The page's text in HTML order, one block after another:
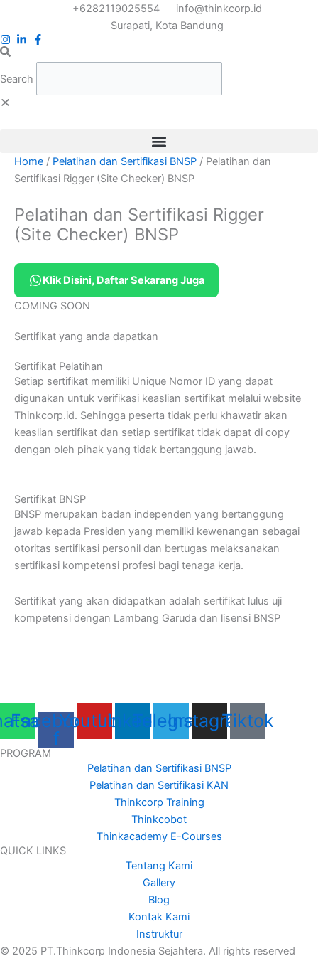
content
+6282119025554
info@thinkcorp.id
Surapati, Kota Bandung
Search
Home / Pelatihan dan Sertifikasi BNSP / Pelatihan dan
Sertifikasi Rigger (Site Checker) BNSP
Pelatihan dan Sertifikasi Rigger
(Site Checker) BNSP
Klik Disini, Daftar Sekarang Juga
COMING SOON
Sertifikat yang anda dapatkan
Sertifikat Pelatihan
Setiap sertifikat memiliki Unique Nomor ID yang dapat
digunakan untuk verifikasi keaslian sertifikat melalui website
Thinkcorp.id. Sehingga peserta tidak perlu khawatir akan
keaslian sertifikat dan setiap sertifikat tidak dapat di copy
dengan oleh pihak yang tidak bertanggung jawab.
Sertifikat BNSP
BNSP merupakan badan independen yang bertanggung
jawab kepada Presiden yang memiliki kewenangan sebagai
otoritas sertifikasi personil dan bertugas melaksanakan
sertifikasi kompetensi profesi bagi tenaga kerja.
Sertifikat yang akan didapatkan adalah sertifikat lulus uji
kompetensi dengan Lambang Garuda dan lisensi BNSP
Facebook-
f
YoutubeLinkedinTelegram
Instagram
Tiktok
PROGRAM
Pelatihan dan Sertifikasi BNSP
Pelatihan dan Sertifikasi KAN
Thinkcorp Training
Thinkcobot
Thinkacademy E-Courses
QUICK LINKS
Tentang Kami
Gallery
Blog
Kontak Kami
Instruktur
© 2025 PT.Thinkcorp Indonesia Sejahtera. All rights reserved